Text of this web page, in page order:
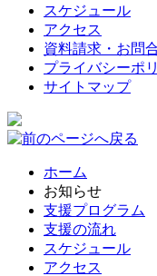
スケジュール
アクセス
資料請求・お問
プライバシーポ
サイトマップ
ホーム
お知らせ
支援プログラム
支援の流れ
スケジュール
アクセス